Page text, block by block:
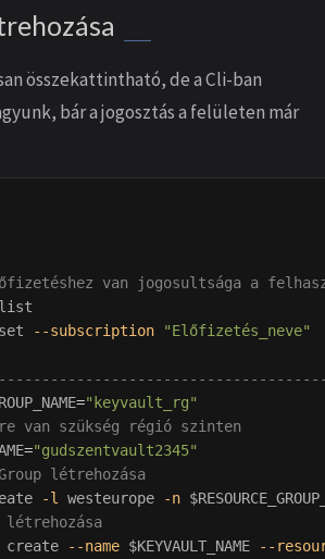
összekattintható, de a Cli-ban
bár a jogosztás a felületen már
van jogosultsága a
list
set --subscription "Előfizetés_neve"
="keyvault_rg"
van szükség régió szinten
="gudszentvault2345"
létrehozása
-l westeurope -n
create --name $KEYVAULT_NAME
--